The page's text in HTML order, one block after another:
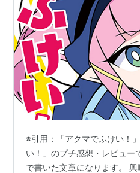
※引用：「アクマでふけい！
い！」のプチ感想・レビュー
で書いた文章になります。